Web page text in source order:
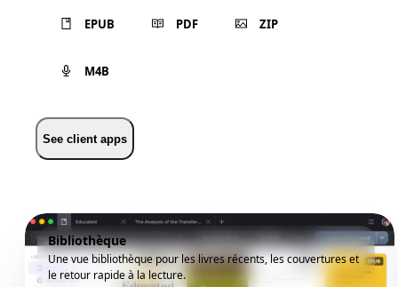
EPUB PDF ZIP
M4B
See client apps
Bibliothèque
Une vue bibliothèque pour les livres récents, les couvertures et
le retour rapide à la lecture.